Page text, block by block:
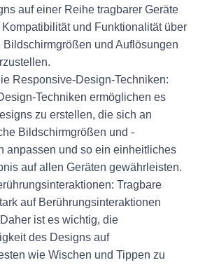
auf einer Reihe tragbarer Geräte
Kompatibilität und Funktionalität über
Bildschirmgrößen und Auflösungen
Responsive-Design-Techniken:
Techniken ermöglichen es
zu erstellen, die sich an
Bildschirmgrößen und -
anpassen und so ein einheitliches
auf allen Geräten gewährleisten.
Tragbare
auf Berührungsinteraktionen
ist es wichtig, die
des Designs auf
wie Wischen und Tippen zu